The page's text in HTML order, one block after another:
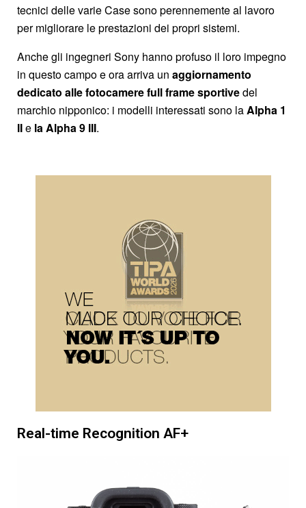
tecnici delle varie Case sono perennemente al lavoro
per migliorare le prestazioni dei propri sistemi.
Anche gli ingegneri Sony hanno profuso il loro impegno
in questo campo e ora arriva un aggiornamento
dedicato alle fotocamere full frame sportivedel
marchio nipponico: i modelli interessati sono laAlpha 1
IIe la Alpha 9 III.
Real-time Recognition AF+